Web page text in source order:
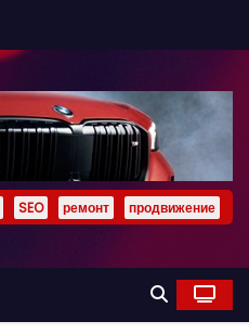
SEO ремонт продвижение